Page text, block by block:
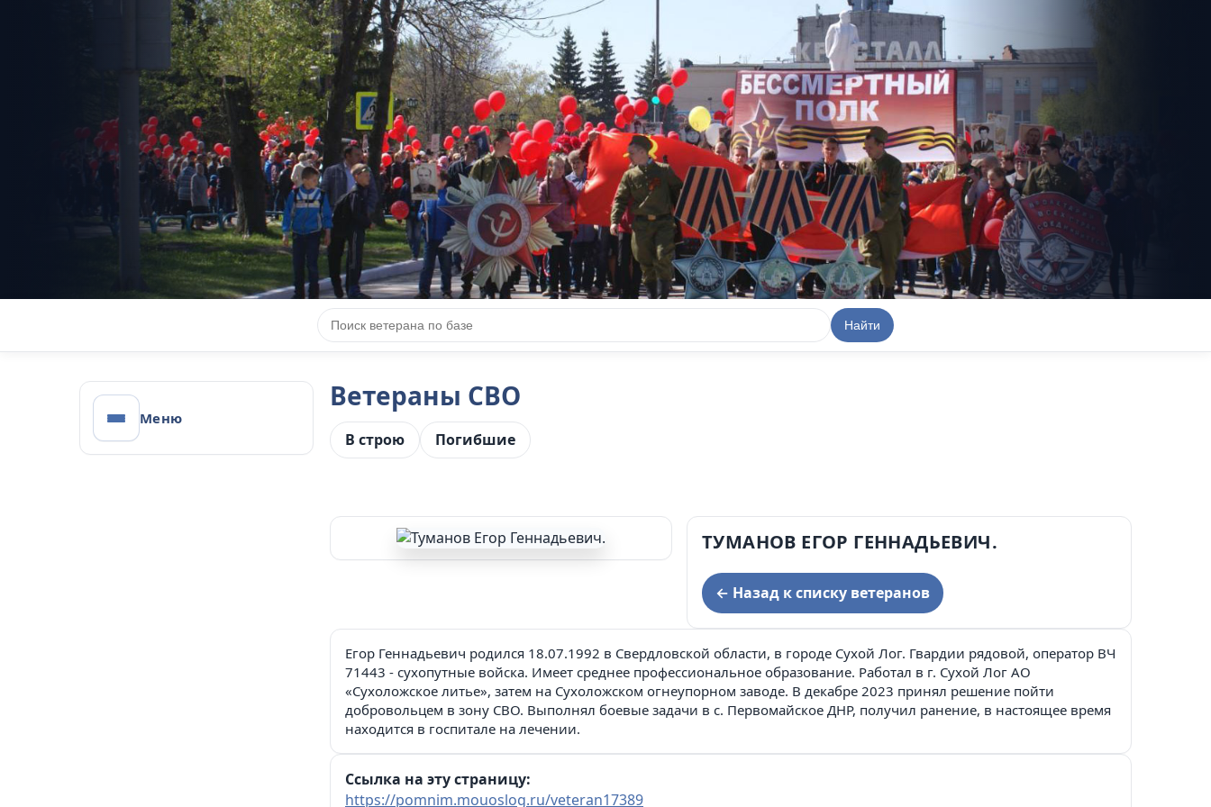
КНИГА ДОБЛЕСТИ НАШИХ
ЗЕМЛЯКОВ
Проект Администрации муниципального округа Сухой Лог и
Управления образования Администрации муниципального округа Сухой Лог
Найти
Меню
Ветераны СВО
В строю Погибшие
ТУМАНОВ ЕГОР ГЕННАДЬЕВИЧ.
← Назад к списку ветеранов
Егор Геннадьевич родился 18.07.1992 в Свердловской области, в городе Сухой Лог. Гвардии рядовой, оператор ВЧ
71443 - сухопутные войска. Имеет среднее профессиональное образование. Работал в г. Сухой Лог АО
«Сухоложское литье», затем на Сухоложском огнеупорном заводе. В декабре 2023 принял решение пойти
добровольцем в зону СВО. Выполнял боевые задачи в с. Первомайское ДНР, получил ранение, в настоящее время
находится в госпитале на лечении.
Ссылка на эту страницу:
https://pomnim.mouoslog.ru/veteran17389